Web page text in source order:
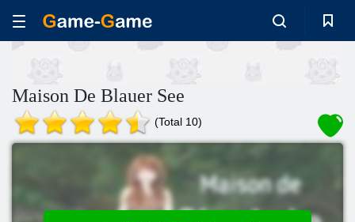
Maison De Blauer See
(Total 10)